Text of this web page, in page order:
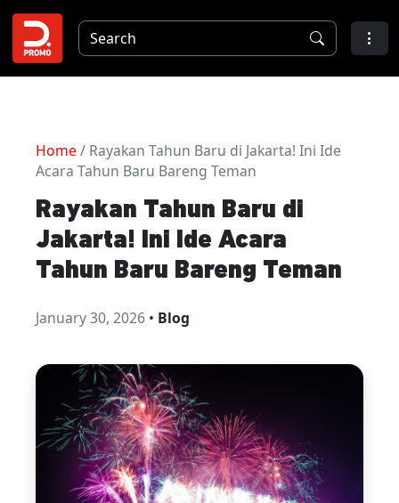
Home / Rayakan Tahun Baru di Jakarta! Ini Ide
Acara Tahun Baru Bareng Teman
Rayakan Tahun Baru di
Jakarta! Ini Ide Acara
Tahun Baru Bareng Teman
January 30, 2026 • Blog